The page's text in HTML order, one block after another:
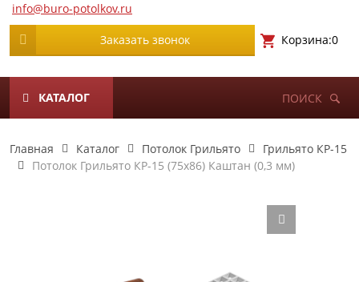
info@buro-potolkov.ru
Заказать звонок Корзина:0
КАТАЛОГ ПОИСК
Главная Каталог Потолок Грильято
Грильято КР-15
Потолок Грильято КР-15 (75х86) Каштан (0,3 мм)